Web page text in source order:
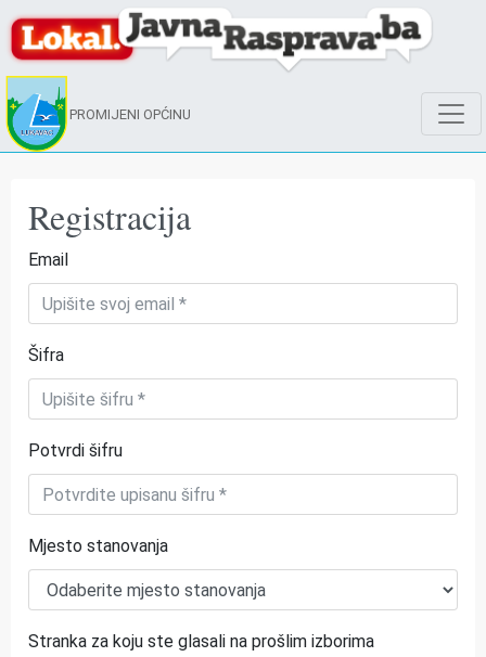
PROMIJENI OPĆINU
Registracija
Email
Šifra
Potvrdi šifru
Mjesto stanovanja
Stranka za koju ste glasali na prošlim izborima